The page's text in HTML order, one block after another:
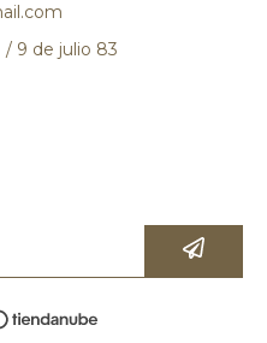
/ 9 de julio 83